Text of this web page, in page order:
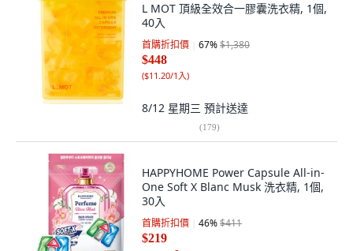
L MOT 頂級全效合一膠囊洗衣精, 1個,
40入
首購折扣價 67%$1,380
$448
($11.20/1入)
8/12 星期三 預計送達
(179)
HAPPYHOME Power Capsule All-in-
One Soft X Blanc Musk 洗衣精, 1個,
30入
首購折扣價 46%$411
$219